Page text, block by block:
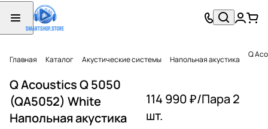
Главная Каталог Акустические системы Напольная акустика Q
Q Acoustics Q 5050
(QA5052) White
Напольная акустика
114 990 ₽/Пара 2
шт.